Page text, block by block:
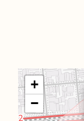
+
−